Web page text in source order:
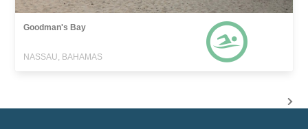
Goodman's Bay
NASSAU, BAHAMAS